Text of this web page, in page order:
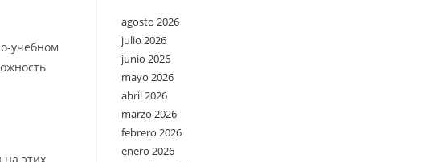
учебном
agosto 2026
julio 2026
junio 2026
mayo 2026
abril 2026
marzo 2026
febrero 2026
enero 2026